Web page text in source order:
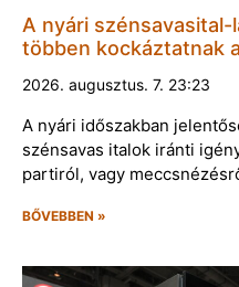
A nyári szénsavasital-
többen kockáztatnak
2026. augusztus. 7. 23:23
A nyári időszakban
szénsavas italok iránti
partiról, vagy
BŐVEBBEN »